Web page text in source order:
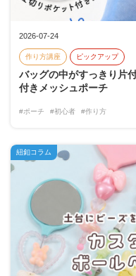
2026-07-24
作り方講座 ピックアップ
バッグの中がすっきり片
付きメッシュポーチ
#ポーチ #初心者 #作り方
紐釦コラム